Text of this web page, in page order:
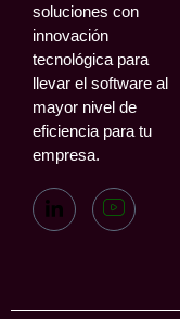
soluciones con
innovación
tecnológica para
llevar el software al
mayor nivel de
eficiencia para tu
empresa.